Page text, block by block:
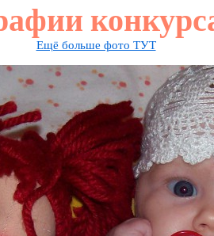
Ещё больше фото ТУТ